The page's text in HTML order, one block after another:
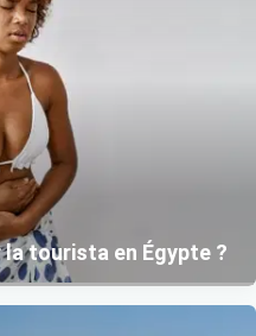
tourista en Égypte ?